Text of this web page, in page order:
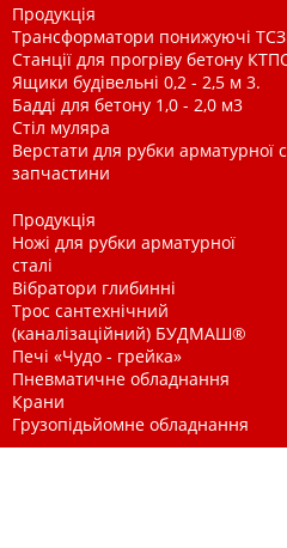
Продукція
Трансформатори понижуючі
Станції для прогріву бетону
Ящики будівельні 0,2 - 2,5 м 3.
Бадді для бетону 1,0 - 2,0 м3
Стіл муляра
Верстати для рубки
запчастини
Продукція
Ножі для рубки арматурної
сталі
Вібратори глибинні
Трос сантехнічний
(каналізаційний) БУДМАШ®
Печі «Чудо - грейка»
Пневматичне обладнання
Крани
Грузопідьйомне обладнання